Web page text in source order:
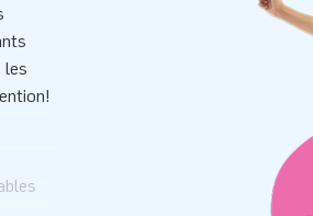
les